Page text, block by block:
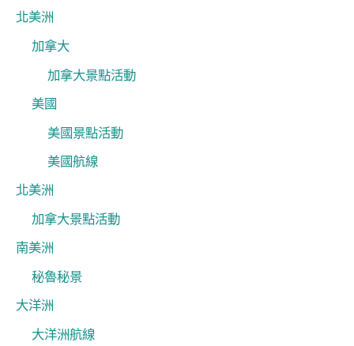
北美洲
加拿大
加拿大景點活動
美國
美國景點活動
美國航線
北美洲
加拿大景點活動
南美洲
秘魯秘景
大洋洲
大洋洲航線